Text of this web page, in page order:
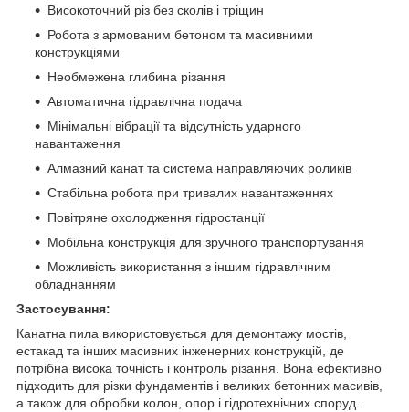
Високоточний різ без сколів і тріщин
Робота з армованим бетоном та масивними
конструкціями
Необмежена глибина різання
Автоматична гідравлічна подача
Мінімальні вібрації та відсутність ударного
навантаження
Алмазний канат та система направляючих роликів
Стабільна робота при тривалих навантаженнях
Повітряне охолодження гідростанції
Мобільна конструкція для зручного транспортування
Можливість використання з іншим гідравлічним
обладнанням
Застосування:
Канатна пила використовується для демонтажу мостів,
естакад та інших масивних інженерних конструкцій, де
потрібна висока точність і контроль різання. Вона ефективно
підходить для різки фундаментів і великих бетонних масивів,
а також для обробки колон, опор і гідротехнічних споруд.